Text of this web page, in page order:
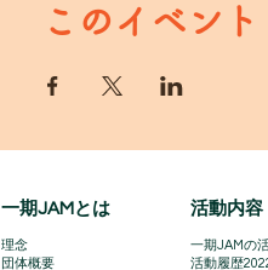
このイベン
一期JAMとは 活動内容
理念
団体概要
一期JAMの
活動履歴